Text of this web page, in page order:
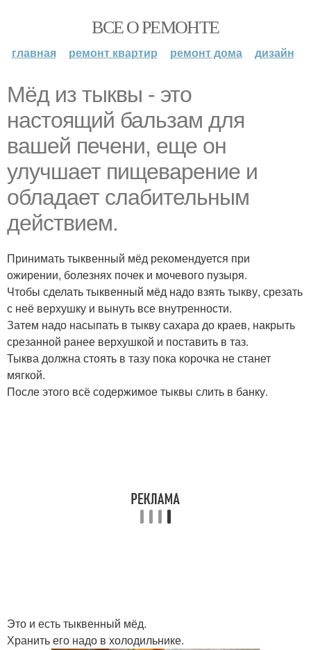
ВСЕ О РЕМОНТЕ
главная ремонт квартир ремонт дома дизайн
Мёд из тыквы - это
настоящий бальзам для
вашей печени, еще он
улучшает пищеварение и
обладает слабительным
действием.
Принимать тыквенный мёд рекомендуется при
ожирении, болезнях почек и мочевого пузыря.
Чтобы сделать тыквенный мёд надо взять тыкву, срезать
с неё верхушку и вынуть все внутренности.
Затем надо насыпать в тыкву сахара до краев, накрыть
срезанной ранее верхушкой и поставить в таз.
Тыква должна стоять в тазу пока корочка не станет
мягкой.
После этого всё содержимое тыквы слить в банку.
Это и есть тыквенный мёд.
Хранить его надо в холодильнике.